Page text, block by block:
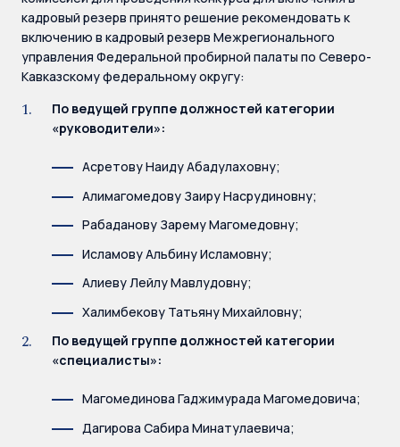
кадровый резерв принято решение рекомендовать к
включению в кадровый резерв Межрегионального
управления Федеральной пробирной палаты по Северо-
Кавказскому федеральному округу:
По ведущей группе должностей категории
«руководители»:
Асретову Наиду Абадулаховну;
Алимагомедову Заиру Насрудиновну;
Рабаданову Зарему Магомедовну;
Исламову Альбину Исламовну;
Алиеву Лейлу Мавлудовну;
Халимбекову Татьяну Михайловну;
По ведущей группе должностей категории
«специалисты»:
Магомединова Гаджимурада Магомедовича;
Дагирова Сабира Минатулаевича;